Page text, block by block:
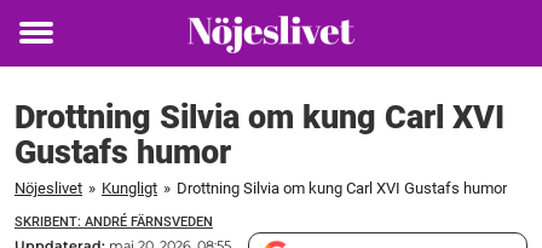
Toggle
Drottning Silvia om kung Carl XVI
Gustafs humor
Nöjeslivet » Kungligt » Drottning Silvia om kung Carl XVI Gustafs humor
SKRIBENT: ANDRÉ FÄRNSVEDEN